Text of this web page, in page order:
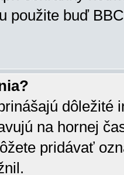
použite buď
dôležité
na hornej
pridávať